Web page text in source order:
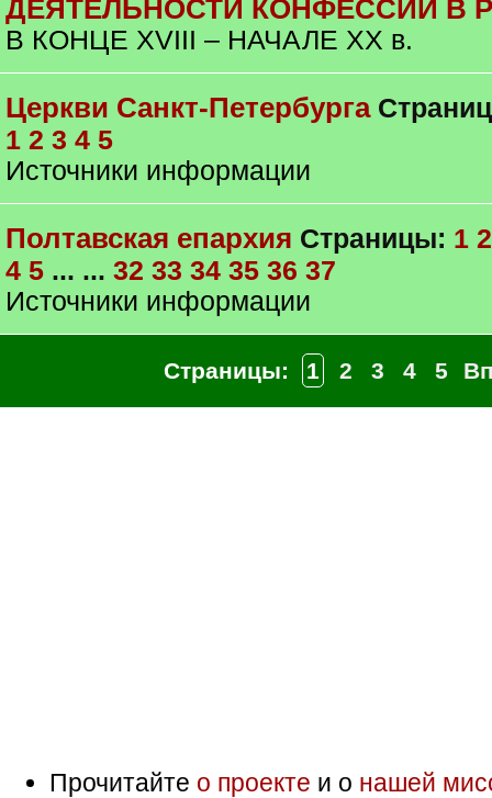
ДЕЯТЕЛЬНОСТИ КОНФЕССИЙ В
В КОНЦЕ XVIII – НАЧАЛЕ ХХ в.
Церкви Санкт-Петербурга
1 2 3 4 5
Источники информации
Полтавская епархия Страницы: 1 2
4 5 ... ... 32 33 34 35 36 37
Источники информации
Страницы: 1 2 3 4 5
Прочитайте о проекте и о нашей